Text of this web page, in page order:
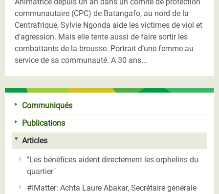
communautaire (CPC) de Batangafo, au nord de la
Centrafrique, Sylvie Ngonda aide les victimes de viol et
d’agression. Mais elle tente aussi de faire sortir les
combattants de la brousse. Portrait d’une femme au
service de sa communauté. A 30 ans...
Communiqués
Publications
Articles
"Les bénéfices aident directement les orphelins du
quartier"
#IMatter: Achta Laure Abakar, Secrétaire générale